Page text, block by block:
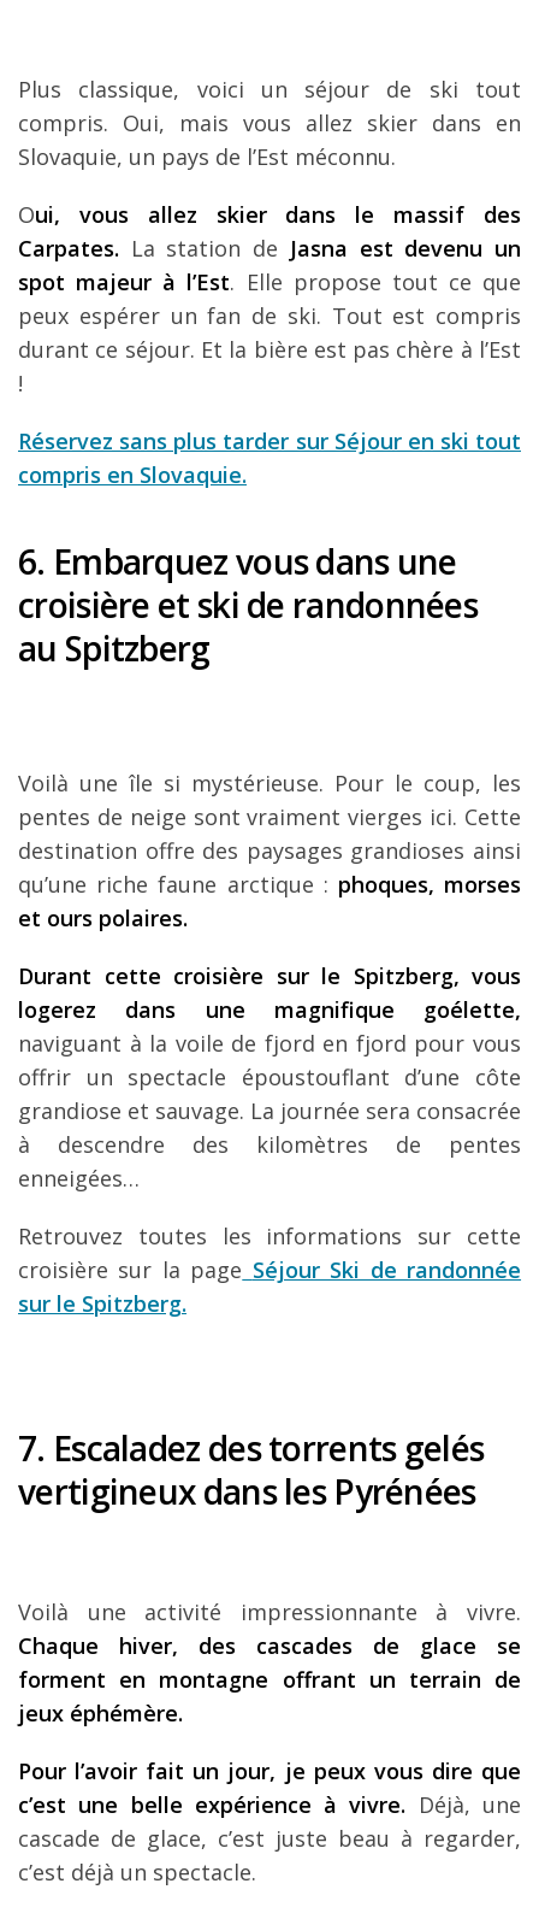
Plus classique, voici un séjour de ski tout
compris. Oui, mais vous allez skier dans en
Slovaquie, un pays de l’Est méconnu.
Oui, vous allez skier dans le massif des
Carpates. La station de Jasna est devenu un
spot majeur à l’Est. Elle propose tout ce que
peux espérer un fan de ski. Tout est compris
durant ce séjour. Et la bière est pas chère à l’Est
!
Réservez sans plus tarder sur Séjour en ski tout
compris en Slovaquie.
6. Embarquez vous dans une
croisière et ski de randonnées
au Spitzberg
Voilà une île si mystérieuse. Pour le coup, les
pentes de neige sont vraiment vierges ici. Cette
destination offre des paysages grandioses ainsi
qu’une riche faune arctique : phoques, morses
et ours polaires.
Durant cette croisière sur le Spitzberg, vous
logerez dans une magnifique goélette,
naviguant à la voile de fjord en fjord pour vous
offrir un spectacle époustouflant d’une côte
grandiose et sauvage. La journée sera consacrée
à descendre des kilomètres de pentes
enneigées…
Retrouvez toutes les informations sur cette
croisière sur la page Séjour Ski de randonnée
sur le Spitzberg.
7. Escaladez des torrents gelés
vertigineux dans les Pyrénées
Voilà une activité impressionnante à vivre.
Chaque hiver, des cascades de glace se
forment en montagne offrant un terrain de
jeux éphémère.
Pour l’avoir fait un jour, je peux vous dire que
c’est une belle expérience à vivre. Déjà, une
cascade de glace, c’est juste beau à regarder,
c’est déjà un spectacle.